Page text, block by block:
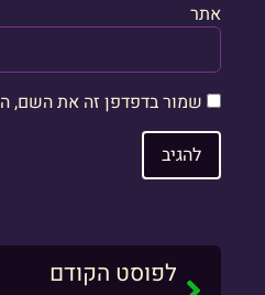
אתר
שמור בדפדפן זה את השם,
לפוסט הקודם